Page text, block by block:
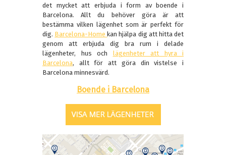
det mycket att erbjuda i form av boende i
Barcelona. Allt du behöver göra är att
bestämma vilken lägenhet som är perfekt för
dig. Barcelona-Homekan hjälpa dig att hitta det
genom att erbjuda dig bra rum i delade
lägenheter, hus och lägenheter att hyra i
Barcelona, allt för att göra din vistelse i
Barcelona minnesvärd.
Boende i Barcelona